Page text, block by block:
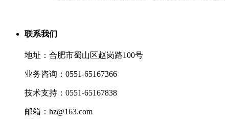
联系我们
地址：合肥市蜀山区赵岗路100号
业务咨询：0551-65167366
技术支持：0551-65167838
邮箱：hz@163.com